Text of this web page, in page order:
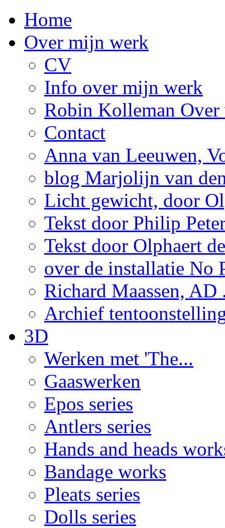
Home
Over mijn werk
CV
Info over mijn werk
Robin Kolleman
Contact
Anna van Leeuwen,
blog Marjolijn van
Licht gewicht, door
Tekst door Philip
Tekst door Olphaert
over de installatie No
Richard Maassen, AD
Archief
3D
Werken met 'The...
Gaaswerken
Epos series
Antlers series
Hands and heads
Bandage works
Pleats series
Dolls series